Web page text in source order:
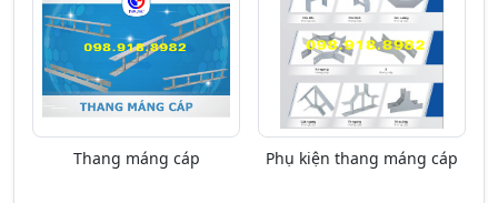
Thang máng cáp Phụ kiện thang máng cáp